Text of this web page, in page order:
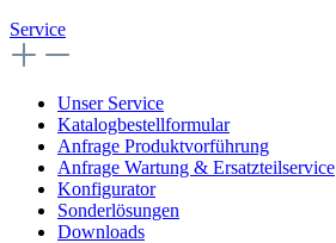
Service
Unser Service
Katalogbestellformular
Anfrage Produktvorführung
Anfrage Wartung & Ersatzteilservice
Konfigurator
Sonderlösungen
Downloads